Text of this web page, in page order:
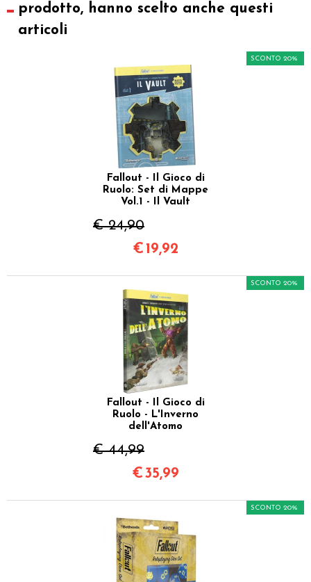
prodotto, hanno scelto anche questi
articoli
Fallout - Il Gioco di
Ruolo: Set di Mappe
Vol.1 - Il Vault
€ 24,90
SCONTO 20%
€ 19,92
Fallout - Il Gioco di
Ruolo - L'Inverno
dell'Atomo
€ 44,99
SCONTO 20%
€35,99
SCONTO 20%